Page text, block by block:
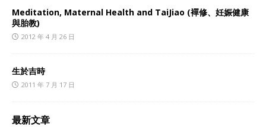
Meditation, Maternal Health and TaiJiao (襌修、妊娠健康
與胎教)
2012 年 4 月 26 日
生於吉時
2011 年 7 月 17 日
最新文章